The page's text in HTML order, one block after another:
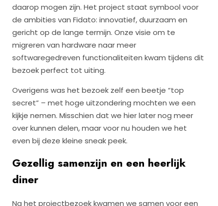
daarop mogen zijn. Het project staat symbool voor
de ambities van Fidato: innovatief, duurzaam en
gericht op de lange termijn. Onze visie om te
migreren van hardware naar meer
softwaregedreven functionaliteiten kwam tijdens dit
bezoek perfect tot uiting.
Overigens was het bezoek zelf een beetje “top
secret” – met hoge uitzondering mochten we een
kijkje nemen. Misschien dat we hier later nog meer
over kunnen delen, maar voor nu houden we het
even bij deze kleine sneak peek.
Gezellig samenzijn en een heerlijk
diner
Na het projectbezoek kwamen we samen voor een